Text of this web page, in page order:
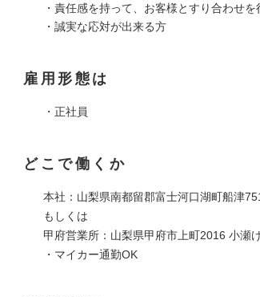
・責任感を持って、お客様とすり合わせ
・誠実な応対が出来る方
雇用形態は
・正社員
どこで働くか
本社：山梨県南都留郡富士河口湖町船津
もしくは
甲府営業所：山梨県甲府市上町2016 小瀬
・マイカー通勤OK